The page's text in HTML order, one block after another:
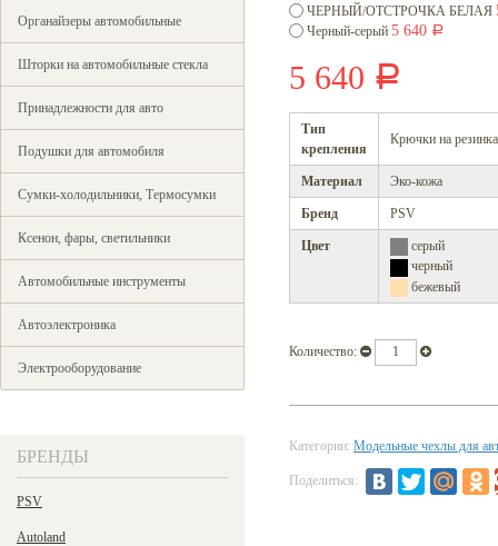
Органайзеры автомобильные
Шторки на автомобильные стекла
Принадлежности для авто
Подушки для автомобиля
Сумки-холодильники, Термосумки
Ксенон, фары, светильники
Автомобильные инструменты
Автоэлектроника
Электрооборудование
БРЕНДЫ
PSV
Autoland
ЧЕРНЫЙ/ОТСТРОЧКА БЕЛАЯ
Черный-серый 5 640 Р
5 640 Р
Тип
крепления
Крючки на
Материал Эко-кожа
Бренд PSV
Цвет
серый
черный
бежевый
Количество:
Категории: Модельные чехлы для
Поделиться: